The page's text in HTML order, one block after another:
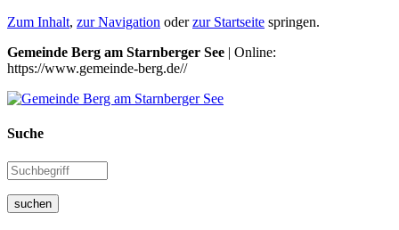
Zum Inhalt, zur Navigation oderzur Startseite springen.
Gemeinde Berg am Starnberger See | Online:
https://www.gemeinde-berg.de//
Suche
suchen